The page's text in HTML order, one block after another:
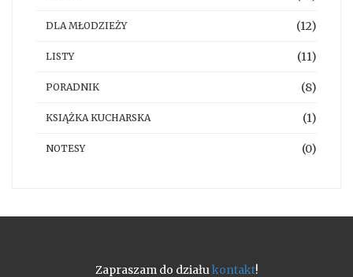
DLA MŁODZIEŻY (12)
LISTY (11)
PORADNIK (8)
KSIĄŻKA KUCHARSKA (1)
NOTESY (0)
Zapraszam do działukontakt!